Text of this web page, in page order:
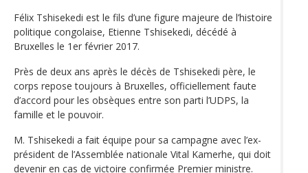
Félix Tshisekedi est le fils d’une figure majeure de l’histoire
politique congolaise, Etienne Tshisekedi, décédé à
Bruxelles le 1er février 2017.
Près de deux ans après le décès de Tshisekedi père, le
corps repose toujours à Bruxelles, officiellement faute
d’accord pour les obsèques entre son parti l’UDPS, la
famille et le pouvoir.
M. Tshisekedi a fait équipe pour sa campagne avec l’ex-
président de l’Assemblée nationale Vital Kamerhe, qui doit
devenir en cas de victoire confirmée Premier ministre.